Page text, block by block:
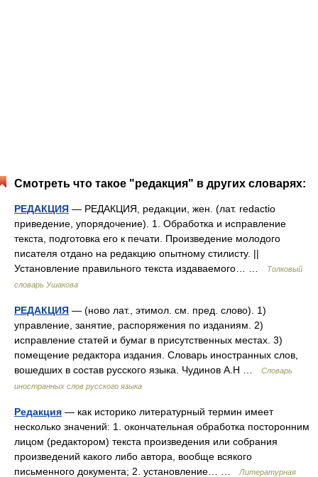
Смотреть что такое "редакция" в других словарях:
РЕДАКЦИЯ — РЕДАКЦИЯ, редакции, жен. (лат. redactio
приведение, упорядочение). 1. Обработка и исправление
текста, подготовка его к печати. Произведение молодого
писателя отдано на редакцию опытному стилисту. ||
Установление правильного текста издаваемого… …
Толковый
словарь Ушакова
РЕДАКЦИЯ — (ново лат., этимол. см. пред. слово). 1)
управление, занятие, распоряжения по изданиям. 2)
исправление статей и бумаг в присутственных местах. 3)
помещение редактора издания. Словарь иностранных слов,
вошедших в состав русского языка. Чудинов А.Н …
Словарь
иностранных слов русского языка
Редакция — как историко литературный термин имеет
несколько значений: 1. окончательная обработка посторонним
лицом (редактором) текста произведения или собрания
произведений какого либо автора, вообще всякого
письменного документа; 2. установление… …
Литературная